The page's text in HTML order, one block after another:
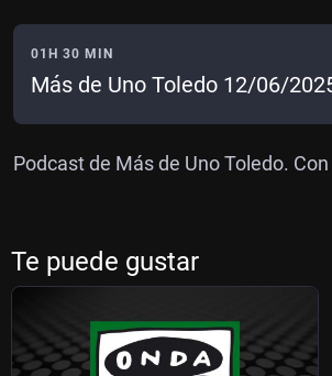
01H 30 MIN
Más de Uno Toledo 12/06/
Podcast de Más de Uno Toledo.
Te puede gustar